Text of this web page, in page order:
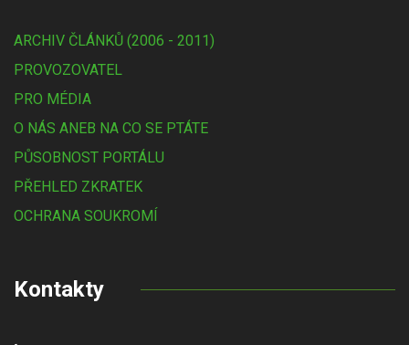
ARCHIV ČLÁNKŮ (2006 - 2011)
PROVOZOVATEL
PRO MÉDIA
O NÁS ANEB NA CO SE PTÁTE
PŮSOBNOST PORTÁLU
PŘEHLED ZKRATEK
OCHRANA SOUKROMÍ
Kontakty